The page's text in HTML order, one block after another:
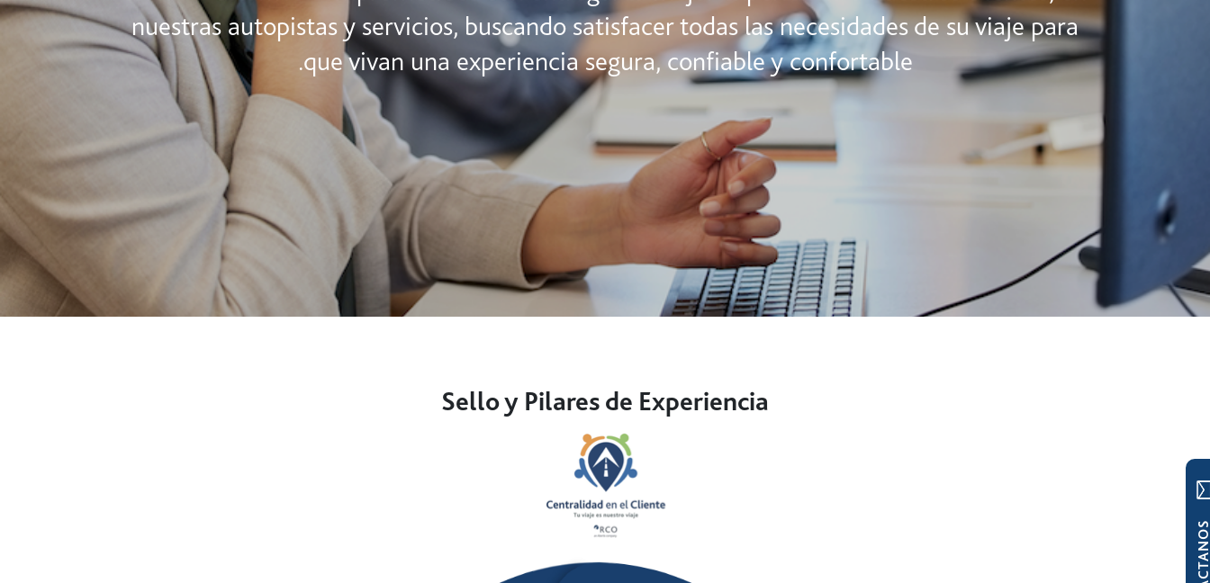
nuestras autopistas y servicios, buscando satisfacer todas las necesidades de su viaje para
que vivan una experiencia segura, confiable y confortable.
Sello y Pilares de Experiencia